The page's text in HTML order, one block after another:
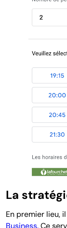
La
En premier lieu,
Business.Ce